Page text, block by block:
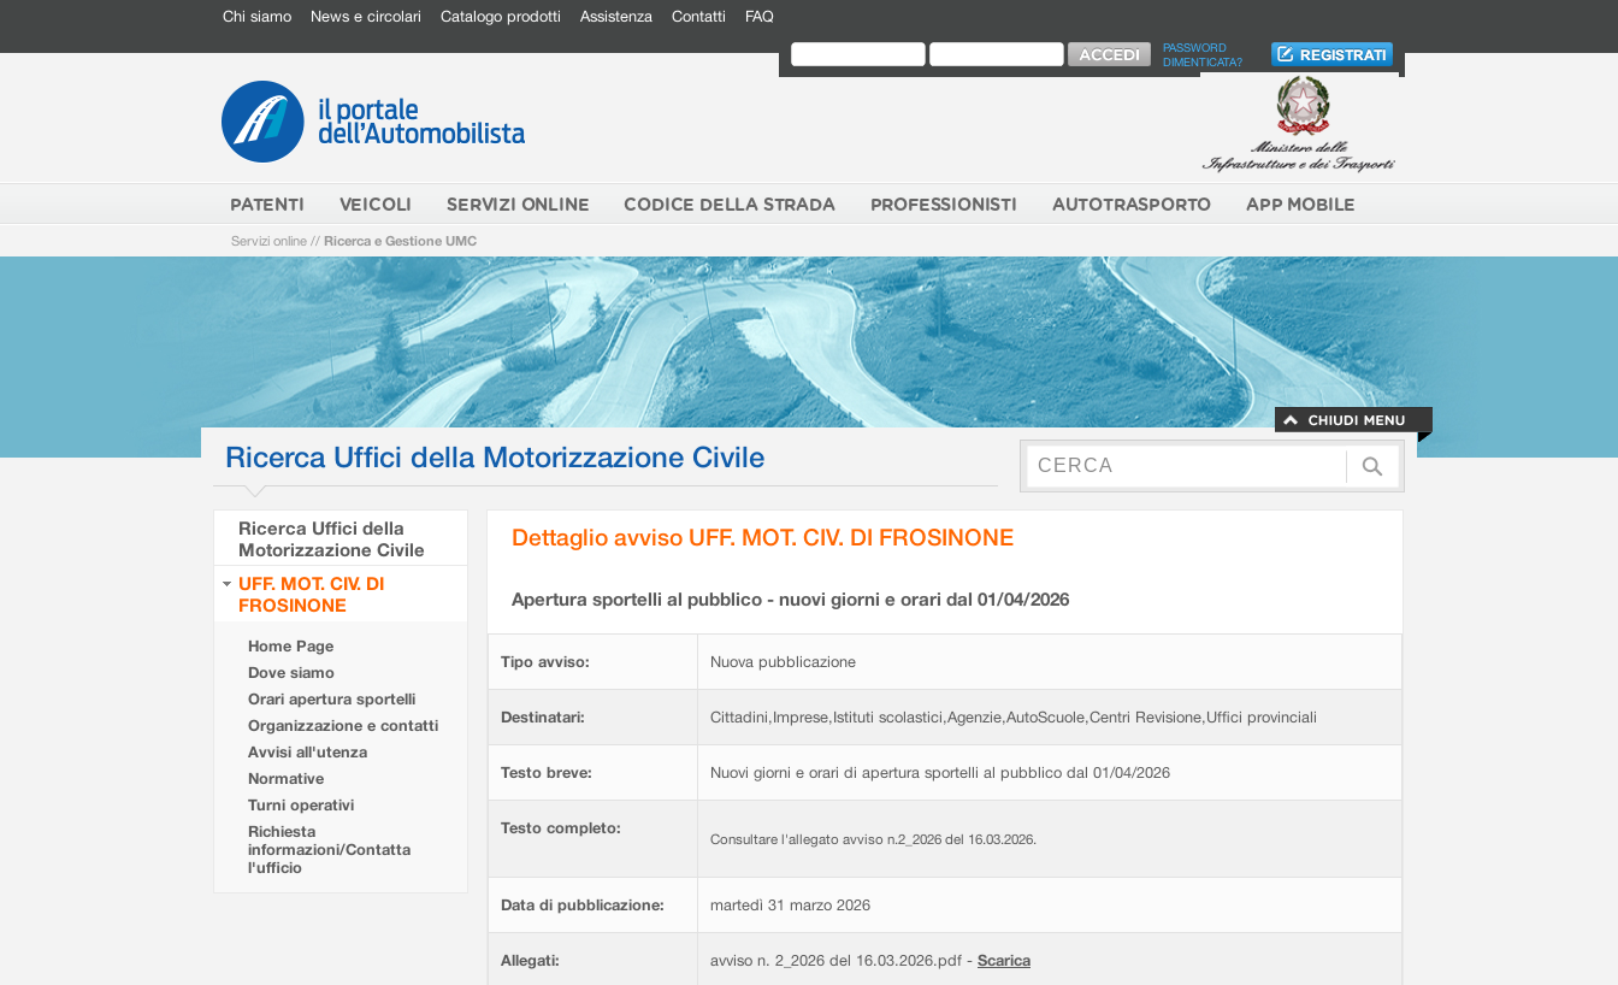
Chi siamo News e circolari Catalogo prodotti Assistenza Contatti FAQ
PASSWORD
DIMENTICATA?
PATENTI VEICOLI SERVIZI ONLINE CODICE DELLA STRADA PROFESSIONISTI AUTOTRASPORTO APP MOBILE
Servizi online // Ricerca e Gestione UMC
Ricerca Uffici della Motorizzazione Civile
Ricerca Uffici della
Motorizzazione Civile
UFF. MOT. CIV. DI
FROSINONE
Home Page
Dove siamo
Orari apertura sportelli
Organizzazione e contatti
Avvisi all'utenza
Normative
Turni operativi
Richiesta
informazioni/Contatta
l'ufficio
Dettaglio avviso UFF. MOT. CIV. DI FROSINONE
Apertura sportelli al pubblico - nuovi giorni e orari dal 01/04/2026
Tipo avviso: Nuova pubblicazione
Destinatari: Cittadini,Imprese,Istituti scolastici,Agenzie,AutoScuole,Centri Revisione,Uffici provinciali
Testo breve: Nuovi giorni e orari di apertura sportelli al pubblico dal 01/04/2026
Testo completo:
Consultare l'allegato avviso n.2_2026 del 16.03.2026.
Data di pubblicazione: martedì 31 marzo 2026
Allegati: avviso n. 2_2026 del 16.03.2026.pdf - Scarica